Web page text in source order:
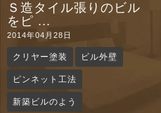
Ｓ造タイル張りのビル
をピ ...
2014年04月28日
クリヤー塗装 ビル外壁
ピンネット工法
新築ビルのよう